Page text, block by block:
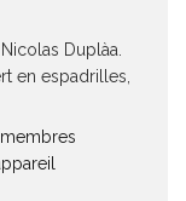
Duplàa.
en espadrilles,